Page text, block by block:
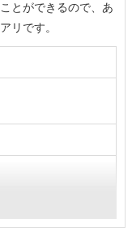
とができるので、あ
リです。